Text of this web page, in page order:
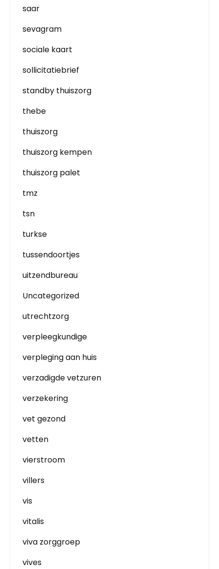
saar
sevagram
sociale kaart
sollicitatiebrief
standby thuiszorg
thebe
thuiszorg
thuiszorg kempen
thuiszorg palet
tmz
tsn
turkse
tussendoortjes
uitzendbureau
Uncategorized
utrechtzorg
verpleegkundige
verpleging aan huis
verzadigde vetzuren
verzekering
vet gezond
vetten
vierstroom
villers
vis
vitalis
viva zorggroep
vives